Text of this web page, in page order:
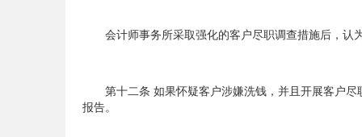
会计师事务所采取强化的客户尽职调查措施后，认
第十二条 如果怀疑客户涉嫌洗钱，并且开展客户尽
报告。